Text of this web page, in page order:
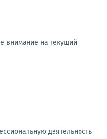
внимание на текущий
деятельность